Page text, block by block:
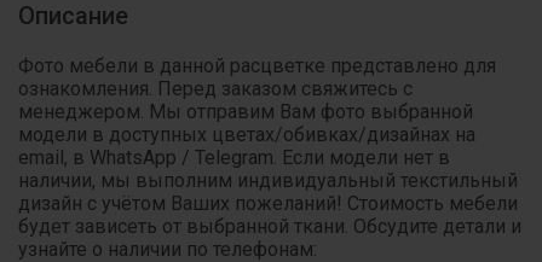
Описание
Фото мебели в данной расцветке представлено для
ознакомления. Перед заказом свяжитесь с
менеджером. Мы отправим Вам фото выбранной
модели в доступных цветах/обивках/дизайнах на
email, в WhatsApp / Telegram. Если модели нет в
наличии, мы выполним индивидуальный текстильный
дизайн с учётом Ваших пожеланий! Стоимость мебели
будет зависеть от выбранной ткани. Обсудите детали и
узнайте о наличии по телефонам: